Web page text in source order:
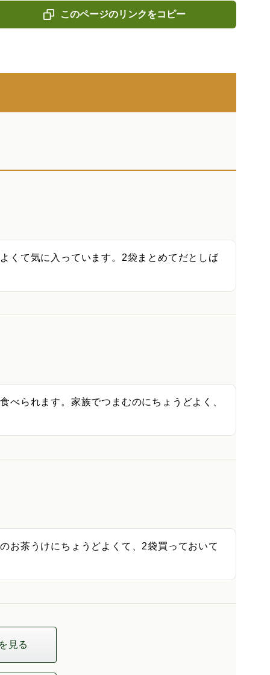
このページのリンクをコピー
くて気に入っています。2袋まとめてだとしば
べられます。家族でつまむのにちょうどよく、
お茶うけにちょうどよくて、2袋買っておいて
見る